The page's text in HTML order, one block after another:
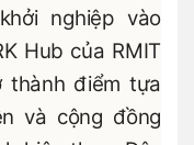
nghiệp vào
Hub của RMIT
thành điểm tựa
và cộng đồng